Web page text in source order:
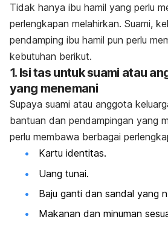
Tidak hanya ibu hamil yang perlu
perlengkapan melahirkan. Suami,
pendamping ibu hamil pun perlu
kebutuhan berikut.
1. Isi tas untuk suami atau
yang menemani
Supaya suami atau anggota
bantuan dan pendampingan yang
perlu membawa berbagai
Kartu identitas.
Uang tunai.
Baju ganti dan sandal yang
Makanan dan minuman